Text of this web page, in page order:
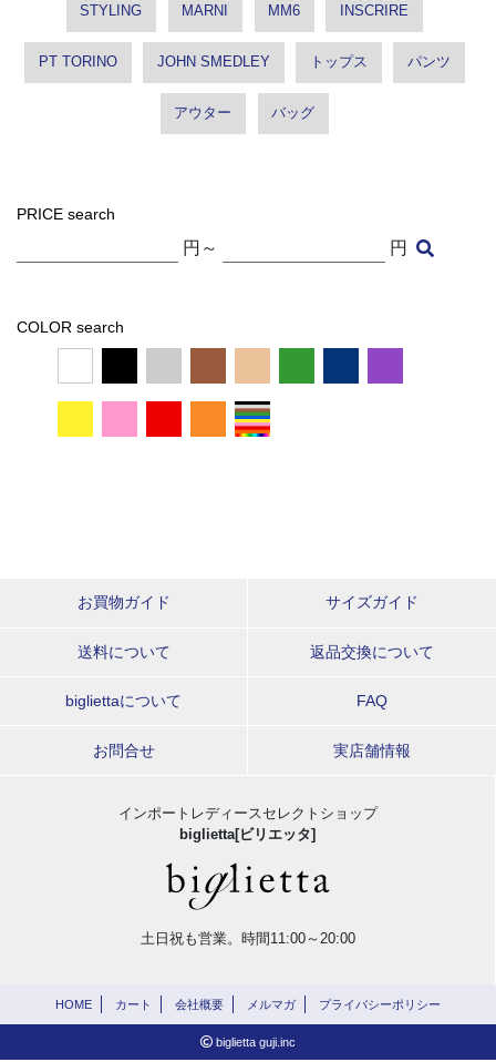
STYLING MARNI MM6 INSCRIRE
PT TORINO JOHN SMEDLEY トップス パンツ
アウター バッグ
PRICE search
円～ 円
COLOR search
お買物ガイド サイズガイド
送料について 返品交換について
bigliettaについて FAQ
お問合せ 実店舗情報
インポートレディースセレクトショップ
biglietta[ビリエッタ]
土日祝も営業。時間11:00～20:00
HOME カート 会社概要 メルマガ プライバシーポリシー
biglietta guji.inc